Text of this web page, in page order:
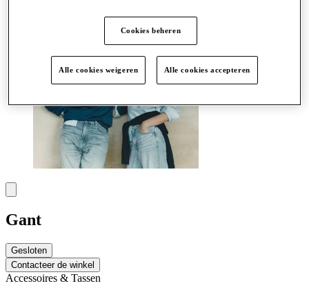
Gant
Gesloten
Contacteer de winkel
Accessoires & Tassen
Cookies beheren
Alle cookies weigeren Alle cookies accepteren